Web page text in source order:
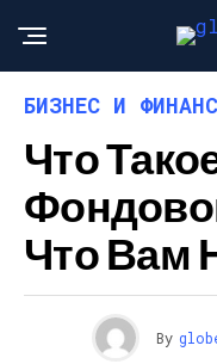
БИЗНЕС И
Что
Что Вам
By